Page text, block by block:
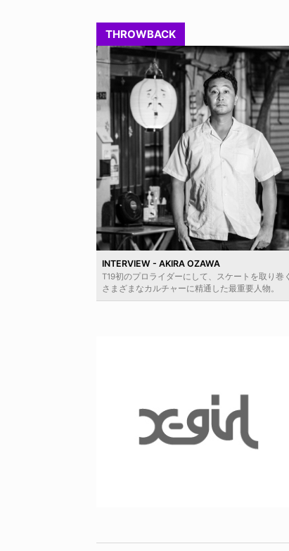
THROWBACK
INTERVIEW - AKIRA OZAWA
T19初のプロライダーにして、スケートを取り巻く
さまざまなカルチャーに精通した最重要人物。